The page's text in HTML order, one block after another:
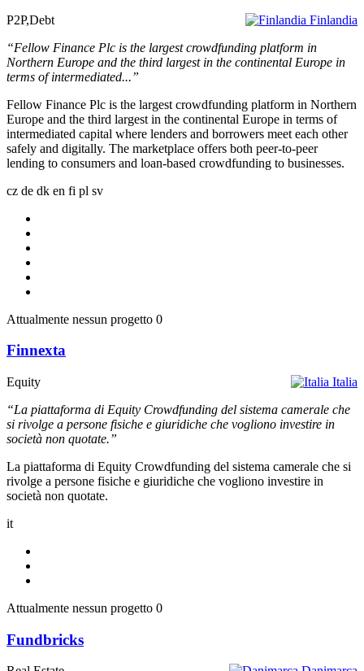
Finlandia
P2P,Debt
“Fellow Finance Plc is the largest crowdfunding platform in
Northern Europe and the third largest in the continental Europe in
terms of intermediated...”
Fellow Finance Plc is the largest crowdfunding platform in Northern
Europe and the third largest in the continental Europe in terms of
intermediated capital where lenders and borrowers meet each other
safely and digitally. The marketplace offers both peer-to-peer
lending to consumers and loan-based crowdfunding to businesses.
cz de dk en fi pl sv
Attualmente nessun progetto 0
Finnexta
Italia
Equity
“La piattaforma di Equity Crowdfunding del sistema camerale che
si rivolge a persone fisiche e giuridiche che vogliono investire in
società non quotate.”
La piattaforma di Equity Crowdfunding del sistema camerale che si
rivolge a persone fisiche e giuridiche che vogliono investire in
società non quotate.
it
Attualmente nessun progetto 0
Fundbricks